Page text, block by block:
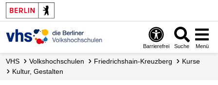
Barrierefrei Suche Menü
VHS Volks­hochschulen Friedrichshain-Kreuzberg
Kurse
Kultur, Gestalten